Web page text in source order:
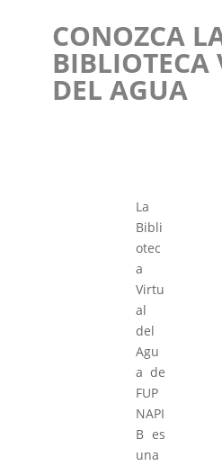
CONOZCA
BIBLIOTECA
DEL AGUA
La
Bibli
otec
a
Virtu
al
del
Agu
a de
FUP
NAPI
B es
una